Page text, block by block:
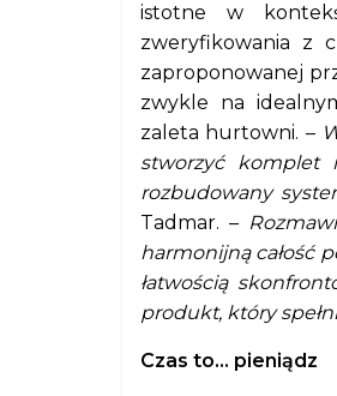
istotne w
zweryfikowania z
zaproponowanej
zwykle na
zaleta hurtowni. –
stworzyć komplet
rozbudowany
Tadmar. –
harmonijną całość
łatwością
produkt, który
Czas to… pieniądz